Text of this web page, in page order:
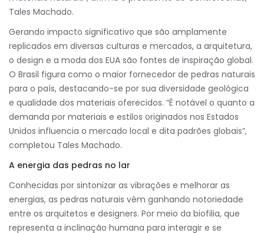
Tales Machado.
Gerando impacto significativo que são amplamente
replicados em diversas culturas e mercados, a arquitetura,
o design e a moda dos EUA são fontes de inspiração global.
O Brasil figura como o maior fornecedor de pedras naturais
para o país, destacando-se por sua diversidade geológica
e qualidade dos materiais oferecidos. “É notável o quanto a
demanda por materiais e estilos originados nos Estados
Unidos influencia o mercado local e dita padrões globais”,
completou Tales Machado.
A energia das pedras no lar
Conhecidas por sintonizar as vibrações e melhorar as
energias, as pedras naturais vêm ganhando notoriedade
entre os arquitetos e designers. Por meio da biofilia, que
representa a inclinação humana para interagir e se